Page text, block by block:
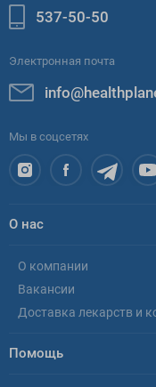
537-50-50
Электронная почта
Мы в соцсетях
О нас
О компании
Вакансии
Доставка лекарств и
Помощь